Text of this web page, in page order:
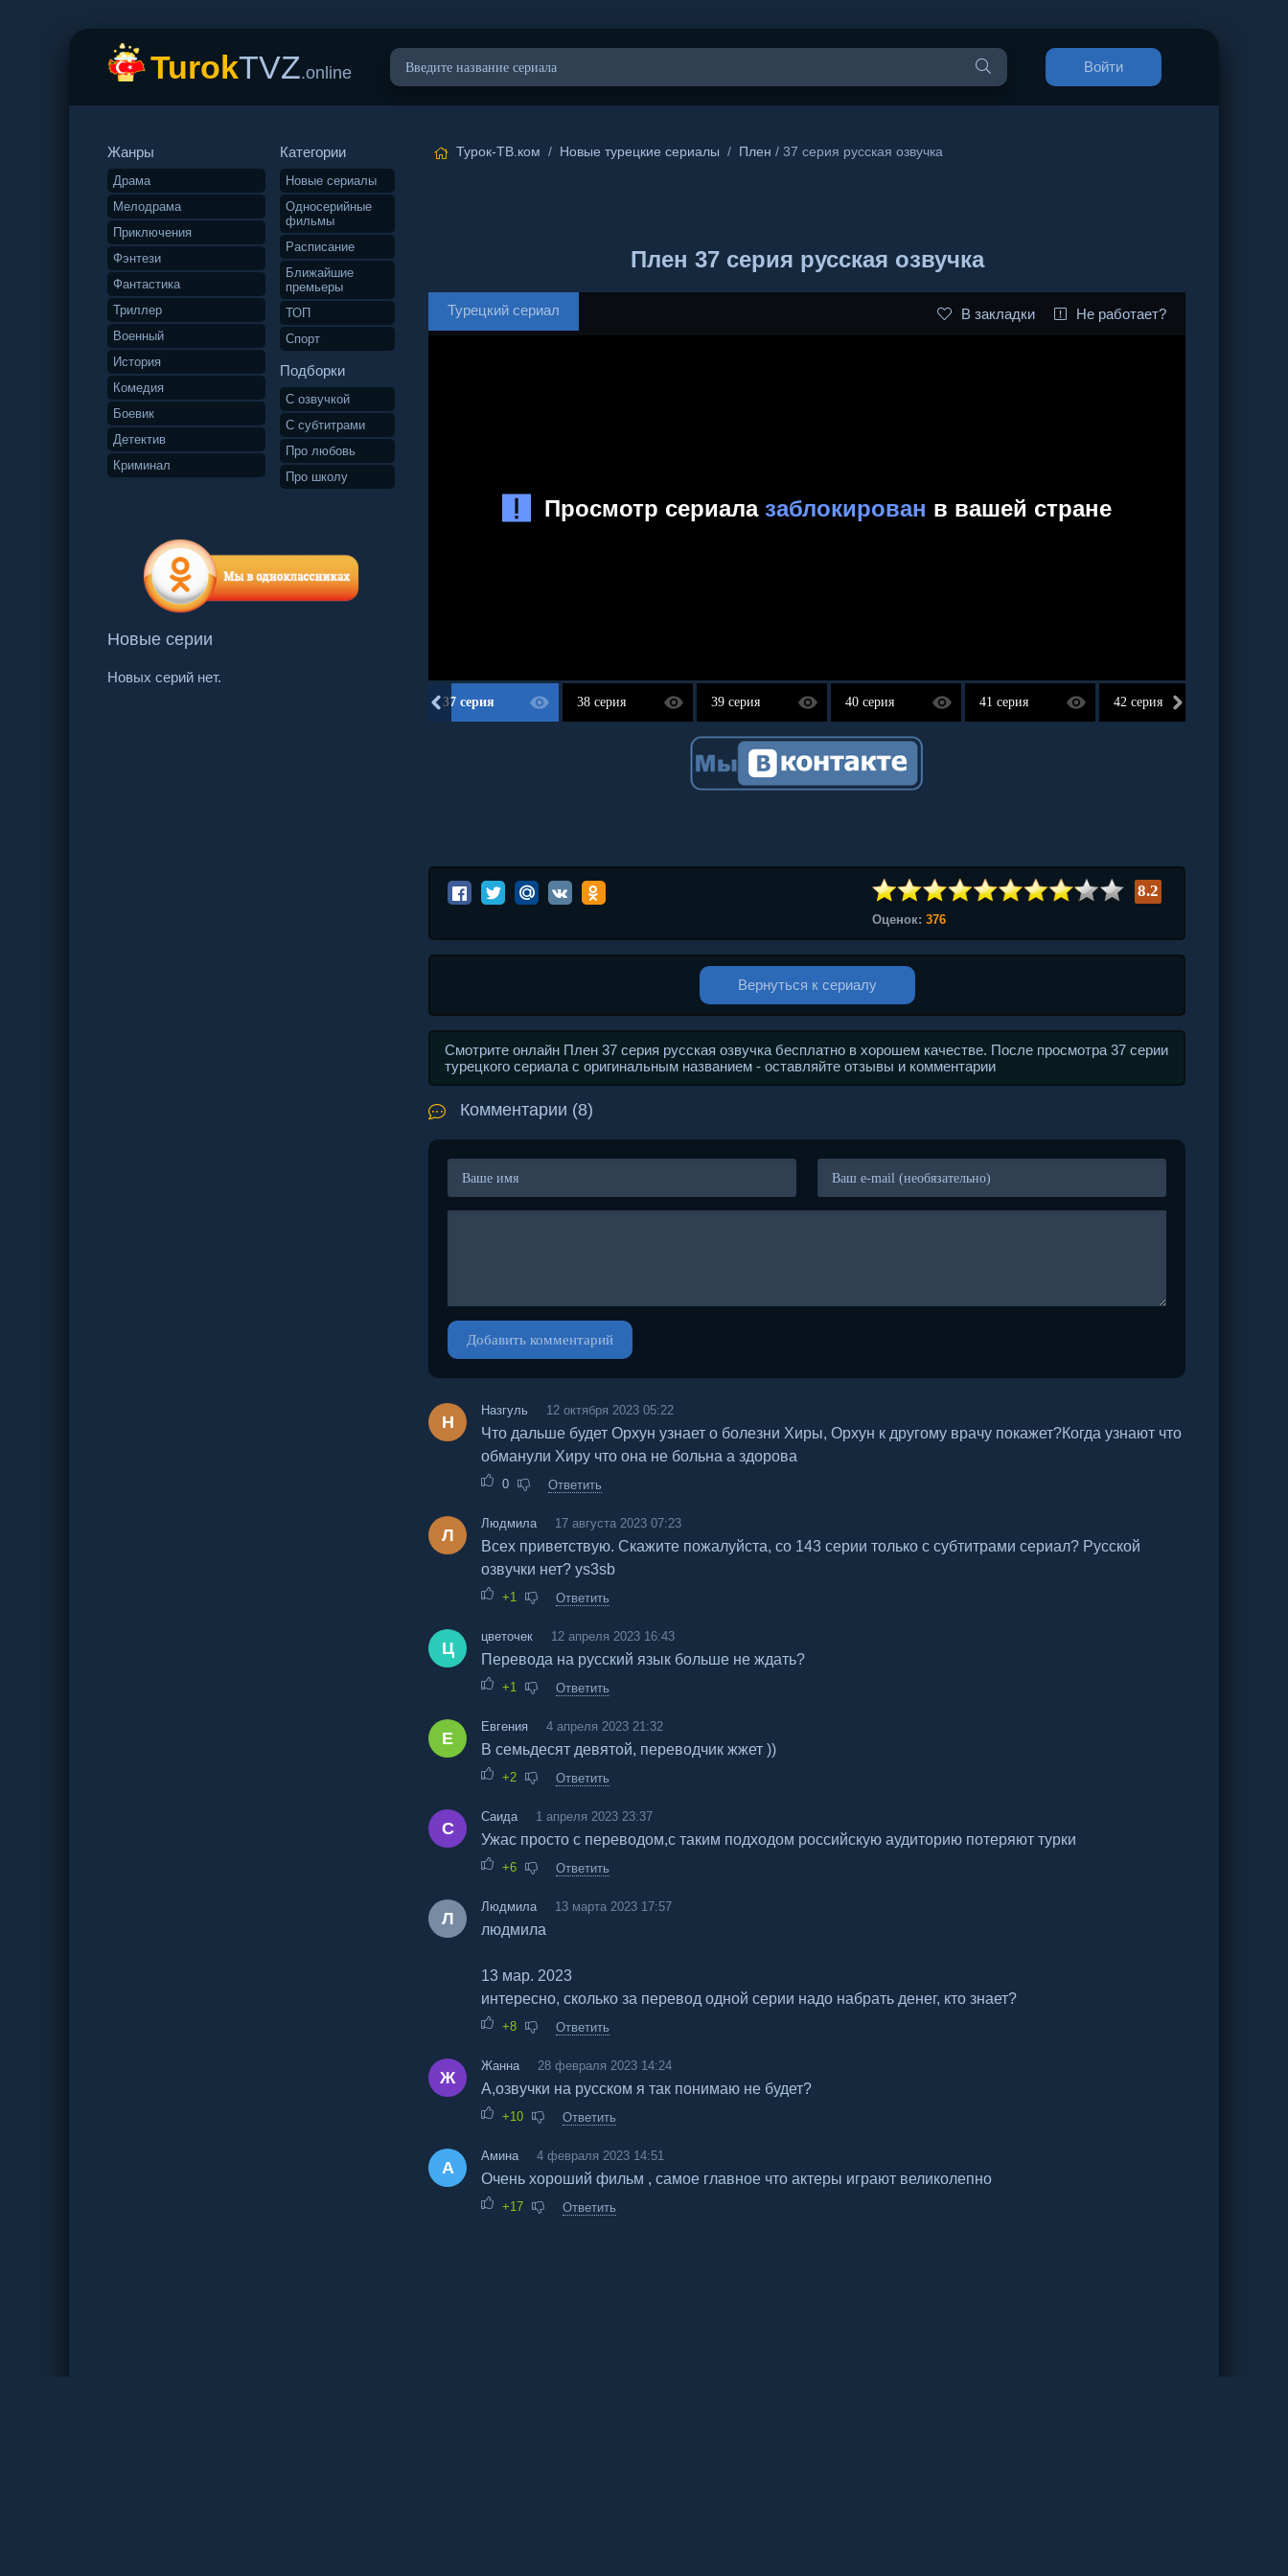
TurokTVZ.online Войти
Жанры
Драма
Мелодрама
Приключения
Фэнтези
Фантастика
Триллер
Военный
История
Комедия
Боевик
Детектив
Криминал
Категории
Новые сериалы
Односерийные
фильмы
Расписание
Ближайшие
премьеры
ТОП
Спорт
Подборки
С озвучкой
С субтитрами
Про любовь
Про школу
Новые серии
Новых серий нет.
Турок-ТВ.ком / Новые турецкие сериалы / Плен / 37 серия русская озвучка
Плен 37 серия русская озвучка
Турецкий сериал В закладки Не работает?
37 серия 38 серия 39 серия 40 серия 41 серия 42 серия
8.2
Оценок: 376
Вернуться к сериалу
Смотрите онлайн Плен 37 серия русская озвучка бесплатно в хорошем качестве. После просмотра 37 серии
турецкого сериала с оригинальным названием - оставляйте отзывы и комментарии
Комментарии (8)
Добавить комментарий
Н
Назгуль 12 октября 2023 05:22
Что дальше будет Орхун узнает о болезни Хиры, Орхун к другому врачу покажет?Когда узнают что
обманули Хиру что она не больна а здорова
0 Ответить
Л
Людмила 17 августа 2023 07:23
Всех приветствую. Скажите пожалуйста, со 143 серии только с субтитрами сериал? Русской
озвучки нет? ys3sb
+1 Ответить
Ц
цветочек 12 апреля 2023 16:43
Перевода на русский язык больше не ждать?
+1 Ответить
Е
Евгения 4 апреля 2023 21:32
В семьдесят девятой, переводчик жжет ))
+2 Ответить
С
Саида 1 апреля 2023 23:37
Ужас просто с переводом,с таким подходом российскую аудиторию потеряют турки
+6 Ответить
Л
Людмила 13 марта 2023 17:57
людмила
13 мар. 2023
интересно, сколько за перевод одной серии надо набрать денег, кто знает?
+8 Ответить
Ж
Жанна 28 февраля 2023 14:24
А,озвучки на русском я так понимаю не будет?
+10 Ответить
А
Амина 4 февраля 2023 14:51
Очень хороший фильм , самое главное что актеры играют великолепно
+17 Ответить